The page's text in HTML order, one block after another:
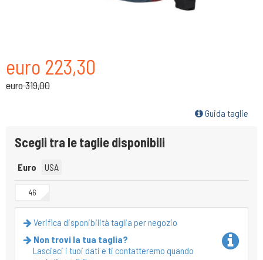
euro 223,30
euro 319,00
Guida taglie
Scegli tra le taglie disponibili
Euro USA
46
Verifica disponibilità taglia per negozio
Non trovi la tua taglia?
Lasciaci i tuoi dati e ti contatteremo quando